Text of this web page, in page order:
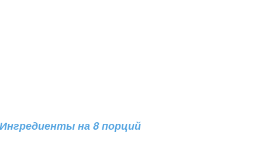
Ингредиенты на 8 порций